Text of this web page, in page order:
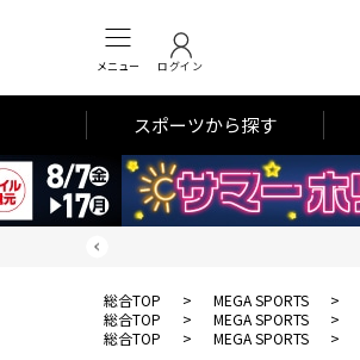
メニュー ログイン
スポーツから探す
総合TOP > MEGA SPORTS >
総合TOP
> MEGA SPORTS >
総合TOP
> MEGA SPORTS >